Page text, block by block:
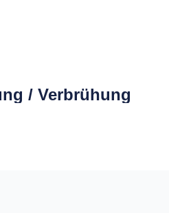
/ Verbrühung